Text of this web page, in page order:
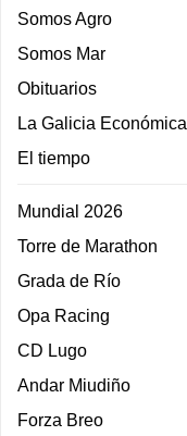
Somos Agro
Somos Mar
Obituarios
La Galicia Económica
El tiempo
Mundial 2026
Torre de Marathon
Grada de Río
Opa Racing
CD Lugo
Andar Miudiño
Forza Breo